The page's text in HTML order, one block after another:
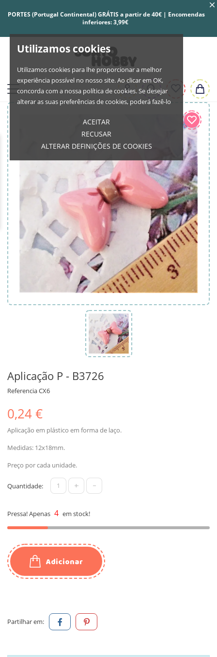
Utilizamos cookies
Utilizamos cookies para lhe proporcionar a melhor
experiência possível no nosso site. Ao clicar em OK,
concorda com a nossa política de cookies. Se desejar
alterar as suas preferências de cookies, poderá fazê-lo
ACEITAR
RECUSAR
ALTERAR DEFINIÇÕES DE COOKIES
PORTES (Portugal Continental) GRÁTIS a partir de 40€ | Encomendas
inferiores: 3,99€
Aplicação P - B3726
ReferenciaCX6
0,24 €
Aplicação em plástico em forma de laço.
Medidas: 12x18mm.
Preço por cada unidade.
Quantidade: + -
Pressa! Apenas 4 em stock!
Adicionar
Partilhar em: